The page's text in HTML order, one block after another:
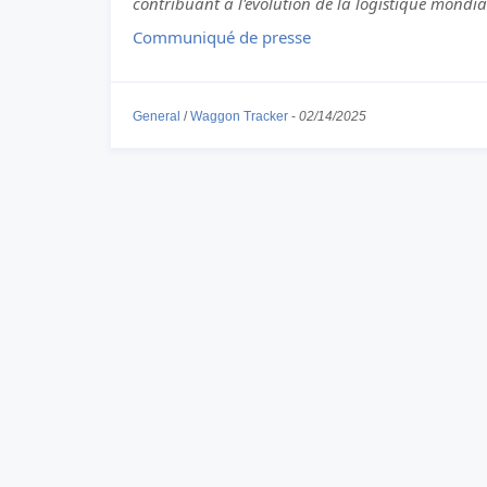
Communiqué de presse
General /Waggon Tracker - 02/14/2025